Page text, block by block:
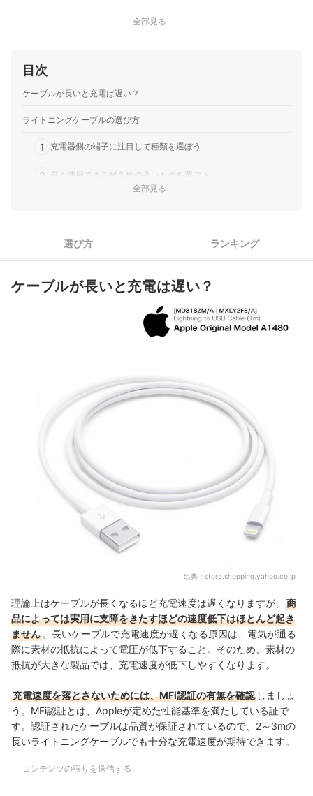
全部見る
目次
ケーブルが長いと充電は遅い？
ライトニングケーブルの選び方
1 充電器側の端子に注目して種類を選ぼう
2 長く使用できる耐久性の高いものを選ぼう
全部見る
選び方 ランキング
ケーブルが長いと充電は遅い？
出典： store.shopping.yahoo.co.jp
理論上はケーブルが長くなるほど充電速度は遅くなりますが、
商
品によっては実用に支障をきたすほどの速度低下はほとんど起き
ません 。長いケーブルで充電速度が遅くなる原因は、電気が通る
際に素材の抵抗によって電圧が低下すること。そのため、素材の
抵抗が大きな製品では、充電速度が低下しやすくなります。
充電速度を落とさないためには、MFi認証の有無を確認 しましょ
う。MFi認証とは、Appleが定めた性能基準を満たしている証で
す。認証されたケーブルは品質が保証されているので、2～3mの
長いライトニングケーブルでも十分な充電速度が期待できます。
コンテンツの誤りを送信する